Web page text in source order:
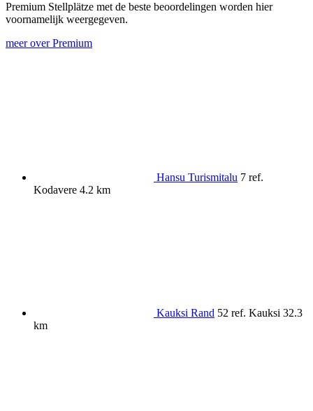
Premium Stellplätze met de beste beoordelingen worden hier
voornamelijk weergegeven.
meer over Premium
Hansu Turismitalu 7 ref.
Kodavere 4.2 km
Kauksi Rand 52 ref. Kauksi 32.3
km